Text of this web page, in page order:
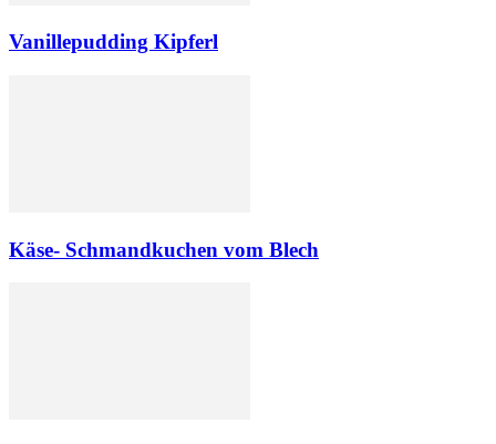
Vanillepudding Kipferl
Käse- Schmandkuchen vom Blech